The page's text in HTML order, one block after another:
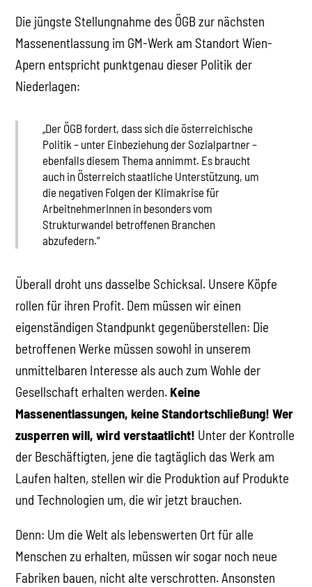
Die jüngste Stellungnahme des ÖGB zur nächsten
Massenentlassung im GM-Werk am Standort Wien-
Apern entspricht punktgenau dieser Politik der
Niederlagen:
„Der ÖGB fordert, dass sich die österreichische
Politik – unter Einbeziehung der Sozialpartner –
ebenfalls diesem Thema annimmt. Es braucht
auch in Österreich staatliche Unterstützung, um
die negativen Folgen der Klimakrise für
ArbeitnehmerInnen in besonders vom
Strukturwandel betroffenen Branchen
abzufedern.“
Überall droht uns dasselbe Schicksal. Unsere Köpfe
rollen für ihren Profit. Dem müssen wir einen
eigenständigen Standpunkt gegenüberstellen: Die
betroffenen Werke müssen sowohl in unserem
unmittelbaren Interesse als auch zum Wohle der
Gesellschaft erhalten werden. Keine
Massenentlassungen, keine Standortschließung! Wer
zusperren will, wird verstaatlicht! Unter der Kontrolle
der Beschäftigten, jene die tagtäglich das Werk am
Laufen halten, stellen wir die Produktion auf Produkte
und Technologien um, die wir jetzt brauchen.
Denn: Um die Welt als lebenswerten Ort für alle
Menschen zu erhalten, müssen wir sogar noch neue
Fabriken bauen, nicht alte verschrotten. Ansonsten